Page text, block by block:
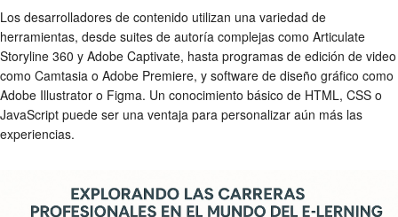
Los desarrolladores de contenido utilizan una variedad de
herramientas, desde suites de autoría complejas como Articulate
Storyline 360 y Adobe Captivate, hasta programas de edición de video
como Camtasia o Adobe Premiere, y software de diseño gráfico como
Adobe Illustrator o Figma. Un conocimiento básico de HTML, CSS o
JavaScript puede ser una ventaja para personalizar aún más las
experiencias.